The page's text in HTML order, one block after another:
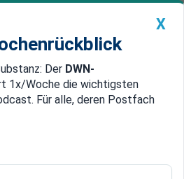
Geldanlage Premium
Magazin China
Zustimmung
Im ESM gibt
X
Der DWN-
1x/Woche die wichtigsten
Für alle, deren Postfach